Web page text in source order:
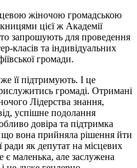
жіночою громадською
цієї ж Академії
запрошують для проведення
класів та індивідуальних
громади.
її підтримують. І це
громаді. Отримані
Лідерства знання,
успішне подолання
довіра та підтримка
вона прийняла рішення йти
ради як депутат на місцевих
є маленька, але заслужена